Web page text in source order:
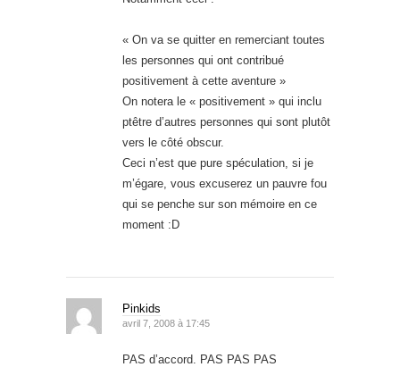
« On va se quitter en remerciant toutes
les personnes qui ont contribué
positivement à cette aventure »
On notera le « positivement » qui inclu
ptêtre d’autres personnes qui sont plutôt
vers le côté obscur.
Ceci n’est que pure spéculation, si je
m’égare, vous excuserez un pauvre fou
qui se penche sur son mémoire en ce
moment :D
Pinkids
avril 7, 2008 à 17:45
PAS d’accord. PAS PAS PAS